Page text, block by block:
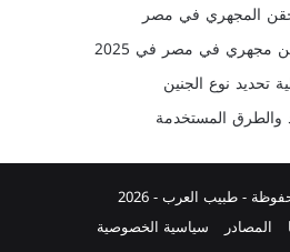
المجهري في مصر
في مصر في 2025
تحديد نوع الجنين
والطرق المستخدمة
-طبيب العرب- 2026
المصادر سياسية الخصوصية